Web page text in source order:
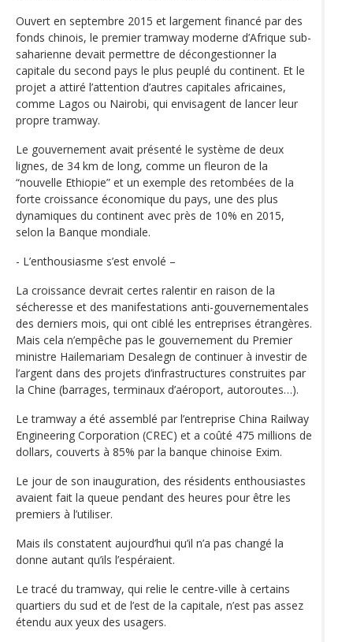
Ouvert en septembre 2015 et largement financé par des
fonds chinois, le premier tramway moderne d’Afrique sub-
saharienne devait permettre de décongestionner la
capitale du second pays le plus peuplé du continent. Et le
projet a attiré l’attention d’autres capitales africaines,
comme Lagos ou Nairobi, qui envisagent de lancer leur
propre tramway.
Le gouvernement avait présenté le système de deux
lignes, de 34 km de long, comme un fleuron de la
“nouvelle Ethiopie” et un exemple des retombées de la
forte croissance économique du pays, une des plus
dynamiques du continent avec près de 10% en 2015,
selon la Banque mondiale.
- L’enthousiasme s’est envolé –
La croissance devrait certes ralentir en raison de la
sécheresse et des manifestations anti-gouvernementales
des derniers mois, qui ont ciblé les entreprises étrangères.
Mais cela n’empêche pas le gouvernement du Premier
ministre Hailemariam Desalegn de continuer à investir de
l’argent dans des projets d’infrastructures construites par
la Chine (barrages, terminaux d’aéroport, autoroutes…).
Le tramway a été assemblé par l’entreprise China Railway
Engineering Corporation (CREC) et a coûté 475 millions de
dollars, couverts à 85% par la banque chinoise Exim.
Le jour de son inauguration, des résidents enthousiastes
avaient fait la queue pendant des heures pour être les
premiers à l’utiliser.
Mais ils constatent aujourd’hui qu’il n’a pas changé la
donne autant qu’ils l’espéraient.
Le tracé du tramway, qui relie le centre-ville à certains
quartiers du sud et de l’est de la capitale, n’est pas assez
étendu aux yeux des usagers.